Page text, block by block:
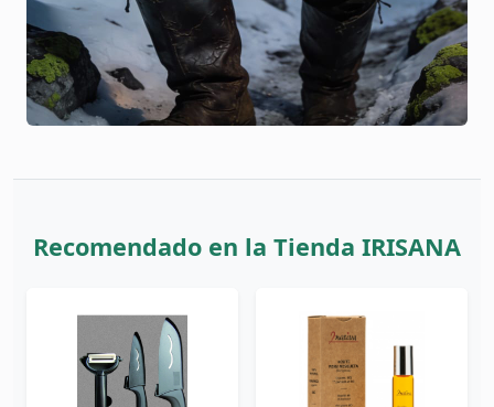
Recomendado en la Tienda IRISANA